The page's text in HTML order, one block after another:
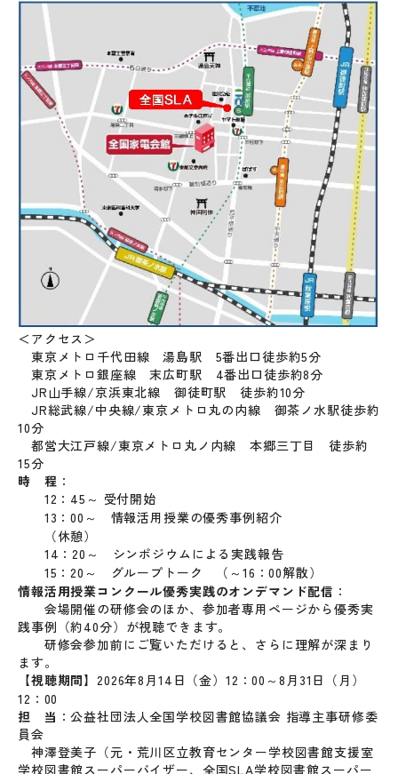
＜アクセス＞
東京メトロ千代田線 湯島駅 5番出口徒歩約5分
東京メトロ銀座線 末広町駅 4番出口徒歩約8分
JR山手線/京浜東北線 御徒町駅 徒歩約10分
JR総武線/中央線/東京メトロ丸の内線 御茶ノ水駅徒歩約
10分
都営大江戸線/東京メトロ丸ノ内線 本郷三丁目 徒歩約
15分
時 程 ：
12：45～ 受付開始
13：00～ 情報活用授業の優秀事例紹介
（休憩）
14：20～ シンポジウムによる実践報告
15：20～ グループトーク （～16：00解散）
情報活用授業コンクール優秀実践のオンデマンド配信 ：
会場開催の研修会のほか、参加者専用ページから優秀実
践事例（約40分）が視聴できます。
研修会参加前にご覧いただけると、さらに理解が深まり
ます。
【視聴期間】2026年8月14日（金）12：00～8月31日（月）
12：00
担 当 ：公益社団法人全国学校図書館協議会 指導主事研修委
員会
神澤登美子（元・荒川区立教育センター学校図書館支援室
学校図書館スーパーバイザー、全国SLA学校図書館スーパー